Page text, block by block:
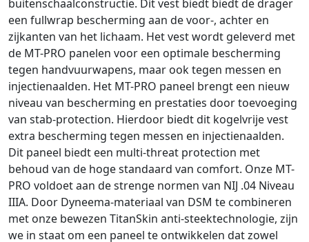
buitenschaalconstructie. Dit vest biedt biedt de drager
een fullwrap bescherming aan de voor-, achter en
zijkanten van het lichaam. Het vest wordt geleverd met
de MT-PRO panelen voor een optimale bescherming
tegen handvuurwapens, maar ook tegen messen en
injectienaalden. Het MT-PRO paneel brengt een nieuw
niveau van bescherming en prestaties door toevoeging
van stab-protection. Hierdoor biedt dit kogelvrije vest
extra bescherming tegen messen en injectienaalden.
Dit paneel biedt een multi-threat protection met
behoud van de hoge standaard van comfort. Onze MT-
PRO voldoet aan de strenge normen van NIJ .04 Niveau
IIIA. Door Dyneema-materiaal van DSM te combineren
met onze bewezen TitanSkin anti-steektechnologie, zijn
we in staat om een paneel te ontwikkelen dat zowel